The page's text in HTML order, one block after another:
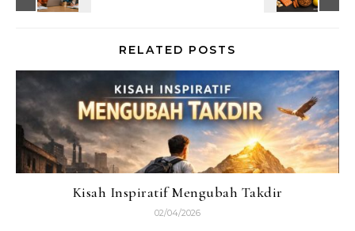
RELATED POSTS
Kisah Inspiratif Mengubah Takdir
02/04/2026